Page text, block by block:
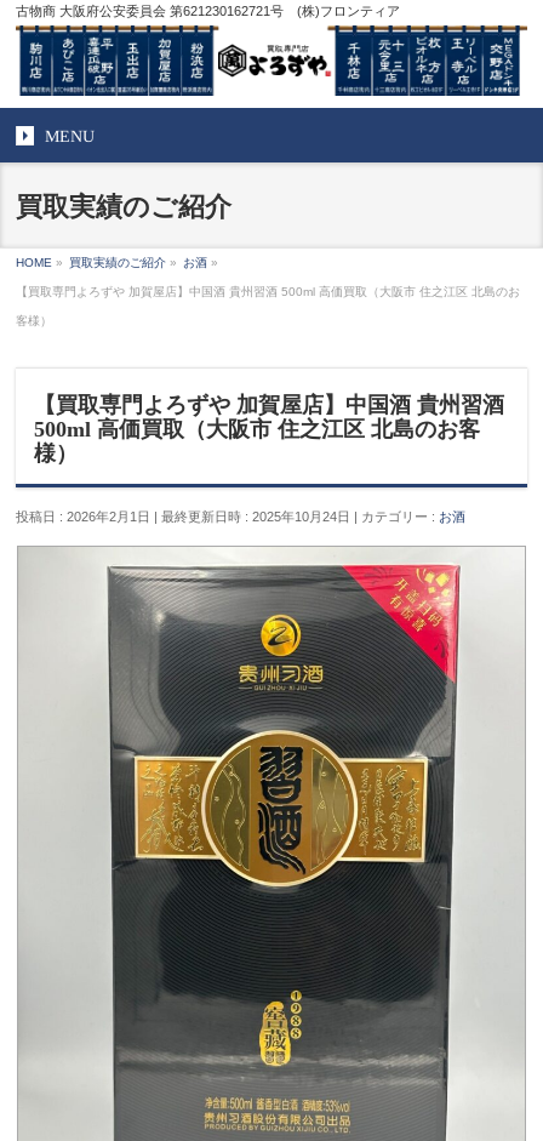
古物商 大阪府公安委員会 第621230162721号 (株)フロンティア
MENU
買取実績のご紹介
HOME » 買取実績のご紹介 » お酒 »
【買取専門よろずや 加賀屋店】中国酒 貴州習酒 500ml 高価買取（大阪市 住之江区 北島のお
客様）
【買取専門よろずや 加賀屋店】中国酒 貴州習酒
500ml 高価買取（大阪市 住之江区 北島のお客
様）
投稿日 : 2026年2月1日 最終更新日時 : 2025年10月24日 カテゴリー : お酒